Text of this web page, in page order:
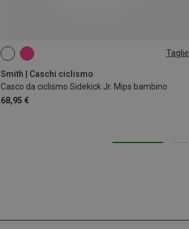
Taglie
Smith | Caschi ciclismo
Casco da ciclismo Sidekick Jr. Mips bambino
68,95 €
48-52CM